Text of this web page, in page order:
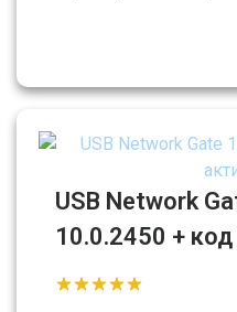
USB Network
10.0.2450 +